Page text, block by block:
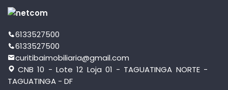
6133527500
6133527500
curitibaimobiliaria@gmail.com
CNB 10 - Lote 12 Loja 01 - TAGUATINGA NORTE -
TAGUATINGA - DF